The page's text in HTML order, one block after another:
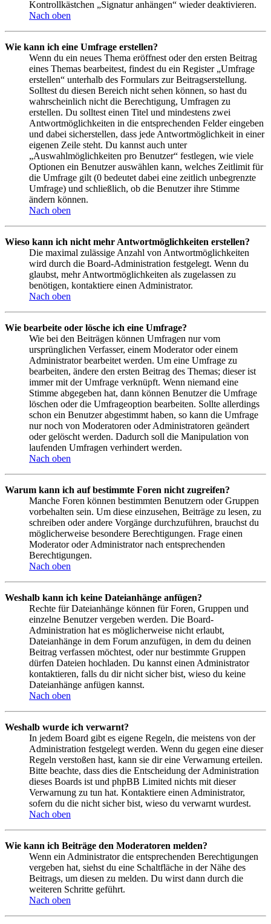
Kontrollkästchen „Signatur anhängen“ wieder deaktivieren.
Nach oben
Wie kann ich eine Umfrage erstellen?
Wenn du ein neues Thema eröffnest oder den ersten Beitrag
eines Themas bearbeitest, findest du ein Register „Umfrage
erstellen“ unterhalb des Formulars zur Beitragserstellung.
Solltest du diesen Bereich nicht sehen können, so hast du
wahrscheinlich nicht die Berechtigung, Umfragen zu
erstellen. Du solltest einen Titel und mindestens zwei
Antwortmöglichkeiten in die entsprechenden Felder eingeben
und dabei sicherstellen, dass jede Antwortmöglichkeit in einer
eigenen Zeile steht. Du kannst auch unter
„Auswahlmöglichkeiten pro Benutzer“ festlegen, wie viele
Optionen ein Benutzer auswählen kann, welches Zeitlimit für
die Umfrage gilt (0 bedeutet dabei eine zeitlich unbegrenzte
Umfrage) und schließlich, ob die Benutzer ihre Stimme
ändern können.
Nach oben
Wieso kann ich nicht mehr Antwortmöglichkeiten erstellen?
Die maximal zulässige Anzahl von Antwortmöglichkeiten
wird durch die Board-Administration festgelegt. Wenn du
glaubst, mehr Antwortmöglichkeiten als zugelassen zu
benötigen, kontaktiere einen Administrator.
Nach oben
Wie bearbeite oder lösche ich eine Umfrage?
Wie bei den Beiträgen können Umfragen nur vom
ursprünglichen Verfasser, einem Moderator oder einem
Administrator bearbeitet werden. Um eine Umfrage zu
bearbeiten, ändere den ersten Beitrag des Themas; dieser ist
immer mit der Umfrage verknüpft. Wenn niemand eine
Stimme abgegeben hat, dann können Benutzer die Umfrage
löschen oder die Umfrageoption bearbeiten. Sollte allerdings
schon ein Benutzer abgestimmt haben, so kann die Umfrage
nur noch von Moderatoren oder Administratoren geändert
oder gelöscht werden. Dadurch soll die Manipulation von
laufenden Umfragen verhindert werden.
Nach oben
Warum kann ich auf bestimmte Foren nicht zugreifen?
Manche Foren können bestimmten Benutzern oder Gruppen
vorbehalten sein. Um diese einzusehen, Beiträge zu lesen, zu
schreiben oder andere Vorgänge durchzuführen, brauchst du
möglicherweise besondere Berechtigungen. Frage einen
Moderator oder Administrator nach entsprechenden
Berechtigungen.
Nach oben
Weshalb kann ich keine Dateianhänge anfügen?
Rechte für Dateianhänge können für Foren, Gruppen und
einzelne Benutzer vergeben werden. Die Board-
Administration hat es möglicherweise nicht erlaubt,
Dateianhänge in dem Forum anzufügen, in dem du deinen
Beitrag verfassen möchtest, oder nur bestimmte Gruppen
dürfen Dateien hochladen. Du kannst einen Administrator
kontaktieren, falls du dir nicht sicher bist, wieso du keine
Dateianhänge anfügen kannst.
Nach oben
Weshalb wurde ich verwarnt?
In jedem Board gibt es eigene Regeln, die meistens von der
Administration festgelegt werden. Wenn du gegen eine dieser
Regeln verstoßen hast, kann sie dir eine Verwarnung erteilen.
Bitte beachte, dass dies die Entscheidung der Administration
dieses Boards ist und phpBB Limited nichts mit dieser
Verwarnung zu tun hat. Kontaktiere einen Administrator,
sofern du die nicht sicher bist, wieso du verwarnt wurdest.
Nach oben
Wie kann ich Beiträge den Moderatoren melden?
Wenn ein Administrator die entsprechenden Berechtigungen
vergeben hat, siehst du eine Schaltfläche in der Nähe des
Beitrags, um diesen zu melden. Du wirst dann durch die
weiteren Schritte geführt.
Nach oben